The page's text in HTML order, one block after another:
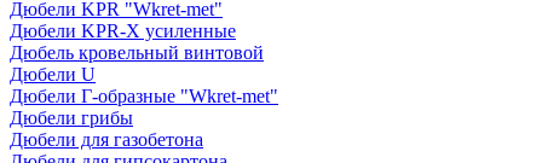
Дюбели KPR "Wkret-met"
Дюбели KPR-Х усиленные
Дюбель кровельный винтовой
Дюбели U
Дюбели Г-образные "Wkret-met"
Дюбели грибы
Дюбели для газобетона